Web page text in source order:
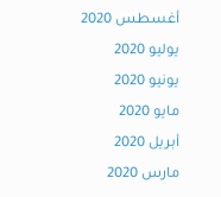
أغسطس 2020
يوليو 2020
يونيو 2020
مايو 2020
أبريل 2020
مارس 2020